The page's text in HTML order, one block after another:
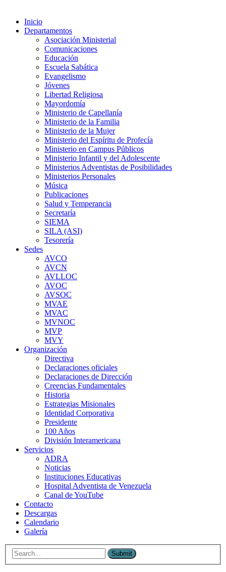
Inicio
Departamentos
Asociación Ministerial
Comunicaciones
Educación
Escuela Sabática
Evangelismo
Jóvenes
Libertad Religiosa
Mayordomía
Ministerio de Capellanía
Ministerio de la Familia
Ministerio de la Mujer
Ministerio del Espíritu de Profecía
Ministerio en Campus Públicos
Ministerio Infantil y del Adolescente
Ministerios Adventistas de Posibilidades
Ministerios Personales
Música
Publicaciones
Salud y Temperancia
Secretaría
SIEMA
SILA (ASI)
Tesorería
Sedes
AVCO
AVCN
AVLLOC
AVOC
AVSOC
MVAE
MVAC
MVNOC
MVP
MVY
Organización
Directiva
Declaraciones oficiales
Declaraciones de Dirección
Creencias Fundamentales
Historia
Estrategias Misionales
Identidad Corporativa
Presidente
100 Años
División Interamericana
Servicios
ADRA
Noticias
Instituciones Educativas
Hospital Adventista de Venezuela
Canal de YouTube
Contacto
Descargas
Calendario
Galería
Submit